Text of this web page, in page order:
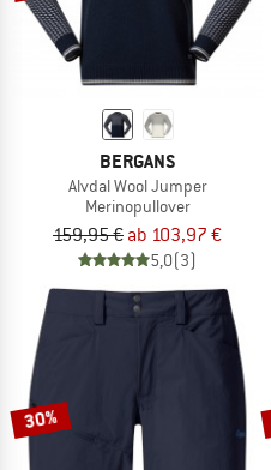
BERGANS
Alvdal Wool Jumper
Merinopullover
159,95 € ab 103,97 €
5,0(3)
30%